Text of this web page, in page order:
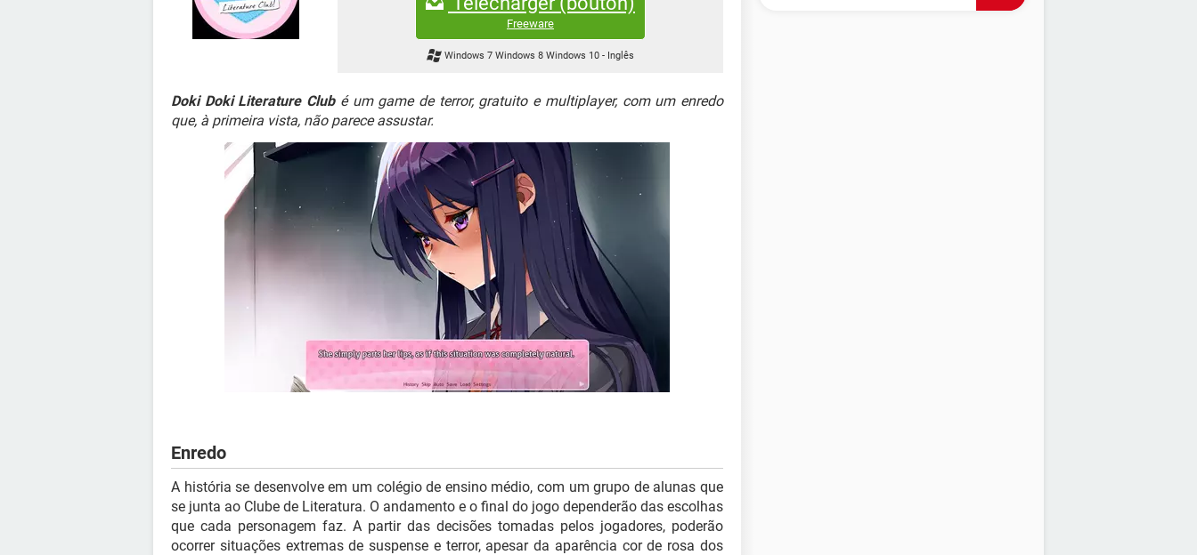
Freeware
Windows 7 Windows 8 Windows 10- Inglês
Doki Doki Literature Club é um game de terror, gratuito e multiplayer, com um enredo
que, à primeira vista, não parece assustar.
Enredo
A história se desenvolve em um colégio de ensino médio, com um grupo de alunas que
se junta ao Clube de Literatura. O andamento e o final do jogo dependerão das escolhas
que cada personagem faz. A partir das decisões tomadas pelos jogadores, poderão
ocorrer situações extremas de suspense e terror, apesar da aparência cor de rosa dos